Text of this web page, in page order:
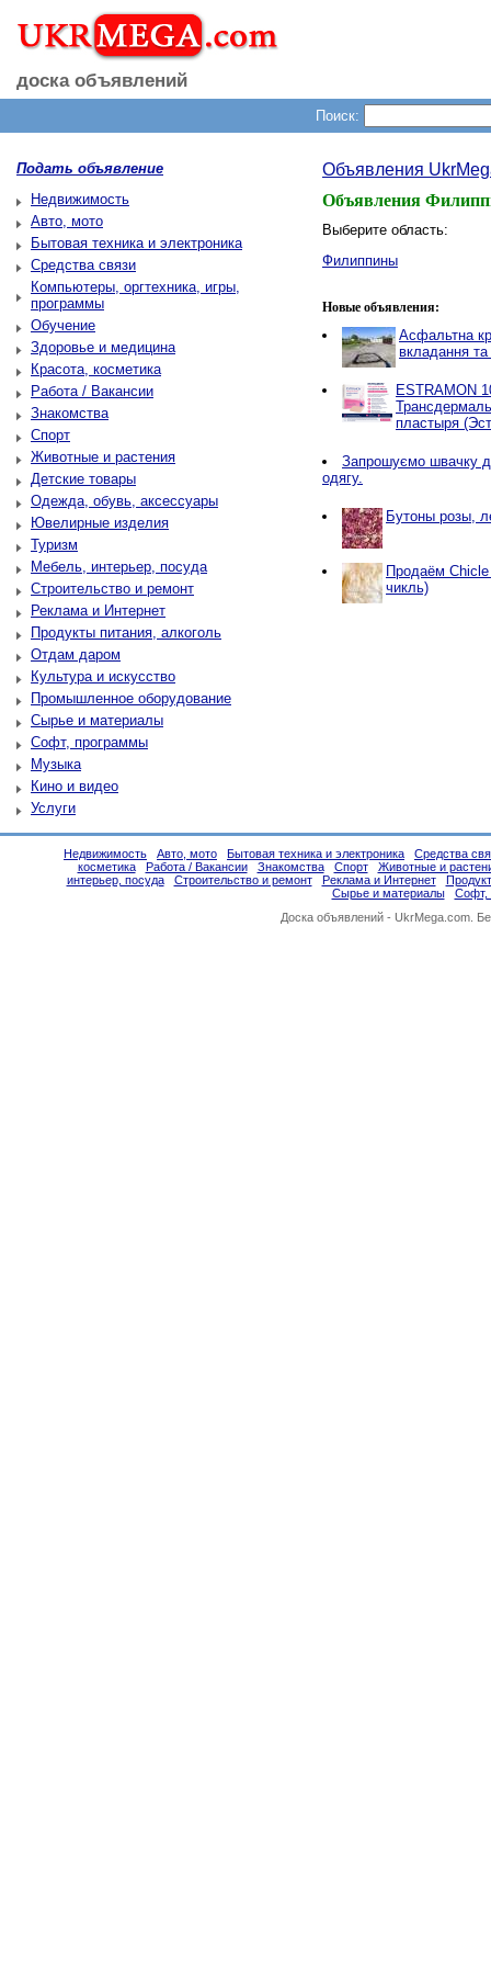
доска объявлений
Поиск:
Подать объявление
Недвижимость
Авто, мото
Бытовая техника и электроника
Средства связи
Компьютеры, оргтехника, игры,
программы
Обучение
Здоровье и медицина
Красота, косметика
Работа / Вакансии
Знакомства
Спорт
Животные и растения
Детские товары
Одежда, обувь, аксессуары
Ювелирные изделия
Туризм
Мебель, интерьер, посуда
Строительство и ремонт
Реклама и Интернет
Продукты питания, алкоголь
Отдам даром
Культура и искусство
Промышленное оборудование
Сырье и материалы
Софт, программы
Музыка
Кино и видео
Услуги
Объявления
Объявления
Выберите область:
Филиппины
Новые объявления:
Асфальтна
вкладання
ESTRAMON
пластыря
Запрошуємо швачку
одягу.
Бутоны розы,
Продаём
чикль)
Недвижимость Авто, мото Бытовая техника и электроника
Средства
косметика
Работа / Вакансии Знакомства Спорт
Животные и
интерьер, посуда
Строительство и ремонт Реклама и Интернет
Сырье и материалы
Софт,
Доска объявлений - UkrMega.com.